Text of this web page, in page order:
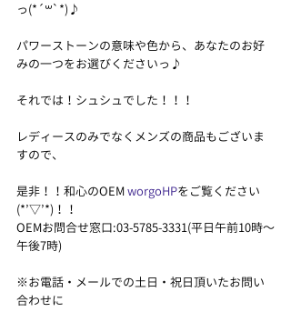
っ(*´꒳`*)♪
パワーストーンの意味や色から、あなたのお好
みの一つをお選びくださいっ♪
それでは！シュシュでした！！！
レディースのみでなくメンズの商品もございま
すので、
是非！！和心のOEM worgoHPをご覧ください
(*’▽’*)！！
OEMお問合せ窓口:03-5785-3331(平日午前10時〜
午後7時)
※お電話・メールでの土日・祝日頂いたお問い
合わせに